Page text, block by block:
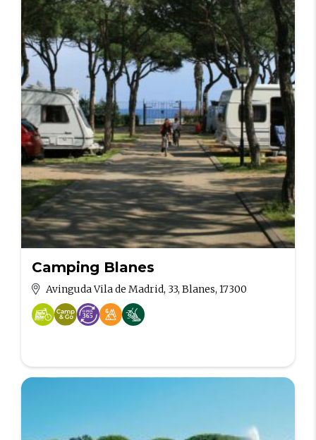
Camping Blanes
Avinguda Vila de Madrid, 33, Blanes, 17300